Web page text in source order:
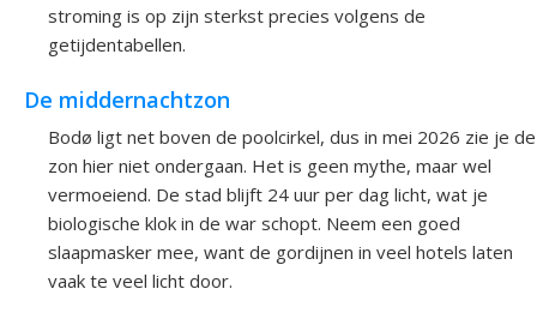
stroming is op zijn sterkst precies volgens de
getijdentabellen.
De middernachtzon
Bodø ligt net boven de poolcirkel, dus in mei 2026 zie je de
zon hier niet ondergaan. Het is geen mythe, maar wel
vermoeiend. De stad blijft 24 uur per dag licht, wat je
biologische klok in de war schopt. Neem een goed
slaapmasker mee, want de gordijnen in veel hotels laten
vaak te veel licht door.